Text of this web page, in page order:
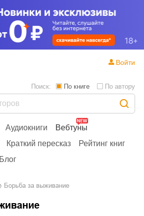
Аудиокниги
Вебтуны
Краткий пересказ
Рейтинг книг
Блог
Поиск: По книге По автору
Войти
Борьба за выживание